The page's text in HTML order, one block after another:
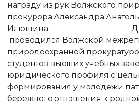
награду из рук Волжского
прокурора Александра
Илюшина. Данный
проводился Волжской
природоохранной
студентов высших учебных
юридического профиля с
формирования у молодежи
бережного отношения к